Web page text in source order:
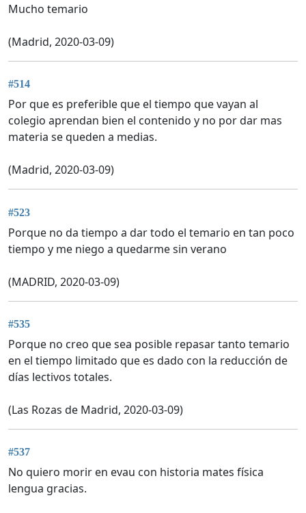
Mucho temario
(Madrid, 2020-03-09)
#514
Por que es preferible que el tiempo que vayan al
colegio aprendan bien el contenido y no por dar mas
materia se queden a medias.
(Madrid, 2020-03-09)
#523
Porque no da tiempo a dar todo el temario en tan poco
tiempo y me niego a quedarme sin verano
(MADRID, 2020-03-09)
#535
Porque no creo que sea posible repasar tanto temario
en el tiempo limitado que es dado con la reducción de
días lectivos totales.
(Las Rozas de Madrid, 2020-03-09)
#537
No quiero morir en evau con historia mates física
lengua gracias.